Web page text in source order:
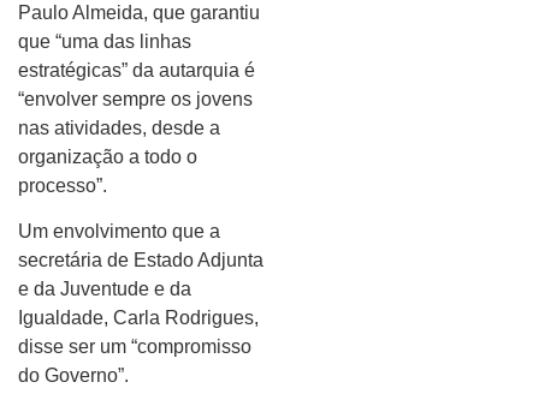
Paulo Almeida, que garantiu
que “uma das linhas
estratégicas” da autarquia é
“envolver sempre os jovens
nas atividades, desde a
organização a todo o
processo”.
Um envolvimento que a
secretária de Estado Adjunta
e da Juventude e da
Igualdade, Carla Rodrigues,
disse ser um “compromisso
do Governo”.